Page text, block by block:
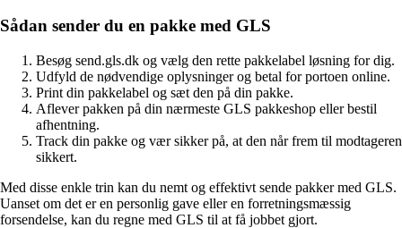
Sådan sender du en pakke med GLS
Besøg send.gls.dk og vælg den rette pakkelabel løsning for dig.
Udfyld de nødvendige oplysninger og betal for portoen online.
Print din pakkelabel og sæt den på din pakke.
Aflever pakken på din nærmeste GLS pakkeshop eller bestil
afhentning.
Track din pakke og vær sikker på, at den når frem til modtageren
sikkert.
Med disse enkle trin kan du nemt og effektivt sende pakker med GLS.
Uanset om det er en personlig gave eller en forretningsmæssig
forsendelse, kan du regne med GLS til at få jobbet gjort.